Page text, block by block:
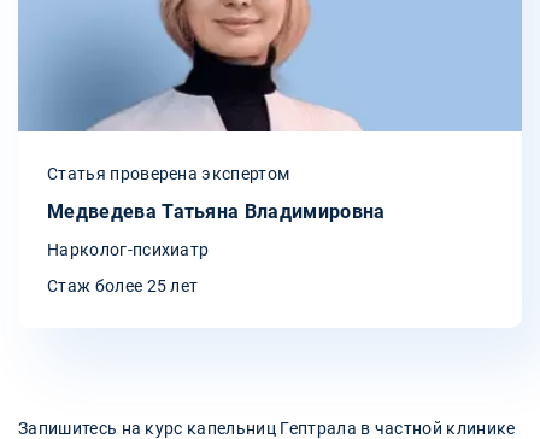
Статья проверена экспертом
Медведева Татьяна Владимировна
Нарколог-психиатр
Стаж более 25 лет
Запишитесь на курс капельниц Гептрала в частной клинике